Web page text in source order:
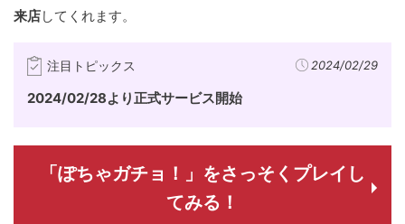
来店してくれます。
注目トピックス 2024/02/29
2024/02/28より正式サービス開始
「ぽちゃガチョ！」をさっそくプレイし
てみる！